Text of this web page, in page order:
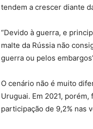
tendem a crescer diante
“Devido à guerra, e
malte da Rússia não
guerra ou pelos
O cenário não é muito
Uruguai. Em 2021,
participação de 9,2% nas